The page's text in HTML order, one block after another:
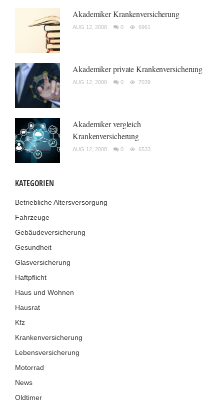
Akademiker Krankenversicherung
AUG 12, 2008 0 6961
Akademiker private Krankenversicherung
AUG 12, 2008 0 7039
Akademiker vergleich
Krankenversicherung
AUG 12, 2008 0 6533
KATEGORIEN
Betriebliche Altersversorgung
Fahrzeuge
Gebäudeversicherung
Gesundheit
Glasversicherung
Haftpflicht
Haus und Wohnen
Hausrat
Kfz
Krankenversicherung
Lebensversicherung
Motorrad
News
Oldtimer